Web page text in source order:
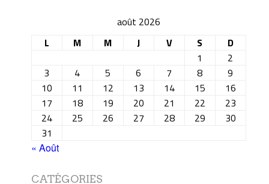
août 2026
L
M M J V S
D
1
2
3
4 5 6 7 8
9
10
11 12 13 14 15
16
17
18 19 20 21 22
23
24
25 26 27 28 29
30
31
« Août
CATÉGORIES